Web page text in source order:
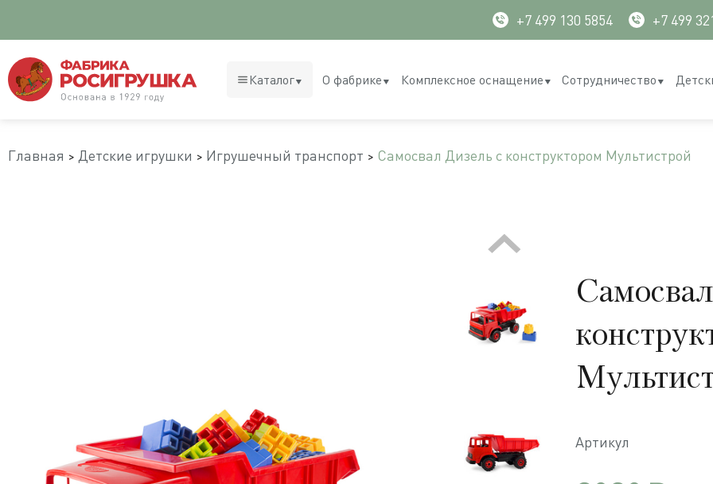
+7 499 130 5854 +7 499
Каталог О фабрике Комплексное оснащение Сотрудничество
Главная Детские игрушки Игрушечный транспорт Самосвал Дизель с конструктором Мультистрой
Артикул